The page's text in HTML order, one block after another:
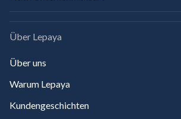
Über Lepaya
Über uns
Warum Lepaya
Kundengeschichten